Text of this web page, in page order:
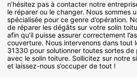
n’hésitez pas à contacter notre
le réparer ou le changer. Nous sommes
spécialisée pour ce genre d’opération.
de réparer les dégâts sur votre solin
afin qu’il puisse assurer correctement
couverture. Nous intervenons dans tout
31330 pour solutionner toutes sortes de
avec le solin toiture. Sollicitez sur notre
et laissez-nous s’occuper de tout !